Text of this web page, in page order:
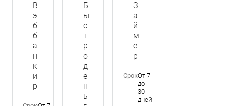
В
э
б
б
а
н
к
и
р
Б
ы
с
т
р
о
д
е
н
ь
З
а
й
м
е
р
СрокОт 7
до
30
дней